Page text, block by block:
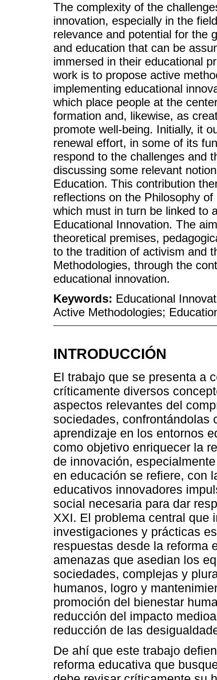
The complexity of the
innovation, especially in the
relevance and potential for the
and education that can be
immersed in their educational
work is to propose active
implementing educational
which place people at the
formation and, likewise, as
promote well-being. Initially, it
renewal effort, in some of its
respond to the challenges and
discussing some relevant
Education. This contribution
reflections on the Philosophy
which must in turn be linked to
Educational Innovation. The
theoretical premises,
to the tradition of activism and
Methodologies, through the
educational innovation.
Keywords: Educational
Active Methodologies;
INTRODUCCIÓN
El trabajo que se presenta a
críticamente diversos
aspectos relevantes del
sociedades, confrontándolas
aprendizaje en los entornos
como objetivo enriquecer la
de innovación,
en educación se refiere, con
educativos innovadores
social necesaria para dar
XXI. El problema central que
investigaciones y prácticas
respuestas desde la reforma
amenazas que asedian los
sociedades, complejas y
humanos, logro y
promoción del bienestar
reducción del impacto
reducción de las
De ahí que este trabajo
reforma educativa que